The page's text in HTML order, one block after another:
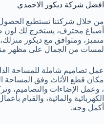
افضل شركة ديكور الاحمدي
من خلال شركتنا تستطيع
أصباغ محترف، يستخرج لك لون
متميز، ومتوافق مع ديكور
لمسات من الجمال على مظهر
عمل تصاميم شاملة للمساحة
مكان قطع الأثاث وفق المساحة
، وعمل الإضاءات والتصاميم،
الكهربائية والمائية، والقيام
أكمل وجه.